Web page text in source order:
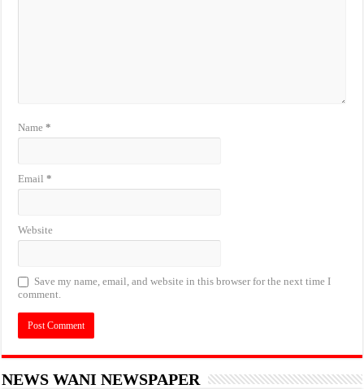
Name*
Email*
Website
Save my name, email, and website in this browser for the next time I
comment.
NEWS WANI NEWSPAPER